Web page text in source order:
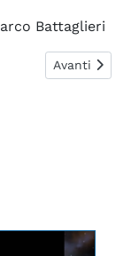
Battaglieri
Articolo
Avanti